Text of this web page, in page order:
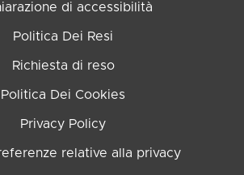
di accessibilità
Politica Dei Resi
Richiesta di reso
Politica Dei Cookies
Privacy Policy
relative alla privacy